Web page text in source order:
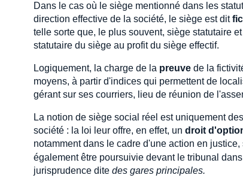
Dans le cas où le siège mentionné dans les
direction effective de la société, le siège est dit
telle sorte que, le plus souvent, siège statutaire
statutaire du siège au profit du siège effectif.
Logiquement, la charge de la preuve de la
moyens, à partir d'indices qui permettent de
gérant sur ses courriers, lieu de réunion de
La notion de siège social réel est uniquement
société : la loi leur offre, en effet, un droit
notamment dans le cadre d'une action en justice,
également être poursuivie devant le tribunal
jurisprudence dite des gares principales.